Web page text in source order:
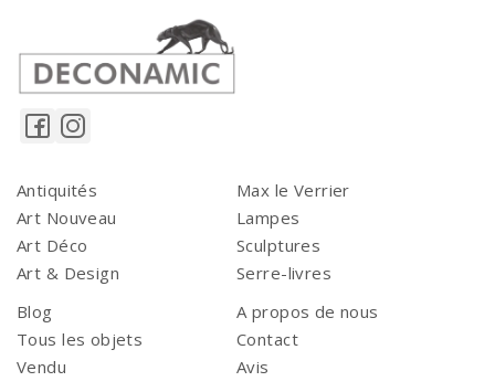
Antiquités
Art Nouveau
Art Déco
Art & Design
Max le Verrier
Lampes
Sculptures
Serre-livres
Blog
Tous les objets
Vendu
A propos de nous
Contact
Avis